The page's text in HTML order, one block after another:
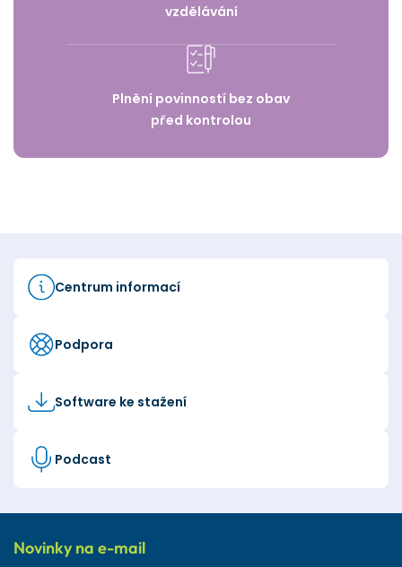
vzdělávání
Plnění povinností bez obav
před kontrolou
Centrum informací
Podpora
Software ke stažení
Podcast
Novinky na e-mail